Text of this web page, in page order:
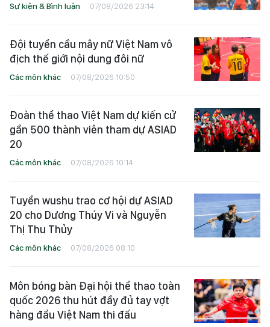
Sự kiện & Bình luận 07/08/2026 23:14
Đội tuyển cầu mây nữ Việt Nam vô
địch thế giới nội dung đôi nữ
Các môn khác 07/08/2026 10:50
Đoàn thể thao Việt Nam dự kiến cử
gần 500 thành viên tham dự ASIAD
20
Các môn khác 07/08/2026 10:14
Tuyển wushu trao cơ hội dự ASIAD
20 cho Dương Thúy Vi và Nguyễn
Thị Thu Thủy
Các môn khác 07/08/2026 08:10
Môn bóng bàn Đại hội thể thao toàn
quốc 2026 thu hút đầy đủ tay vợt
hàng đầu Việt Nam thi đấu